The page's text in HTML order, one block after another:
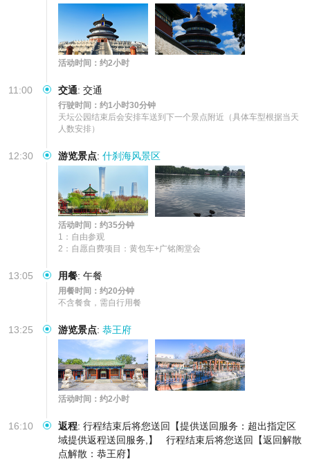
活动时间：约2小时
11:00 交通: 交通
行驶时间：约1小时30分钟
天坛公园结束后会安排车送到下一个景点附近（具体车型根据当天
人数安排）
12:30 游览景点: 什刹海风景区
活动时间：约35分钟
1：自由参观
2：自愿自费项目：黄包车+广铭阁堂会
13:05 用餐: 午餐
用餐时间：约20分钟
不含餐食，需自行用餐
13:25 游览景点: 恭王府
活动时间：约2小时
16:10 返程: 行程结束后将您送回【提供送回服务：超出指定区
域提供返程送回服务,】
行程结束后将您送回【返回解散
点解散：恭王府】